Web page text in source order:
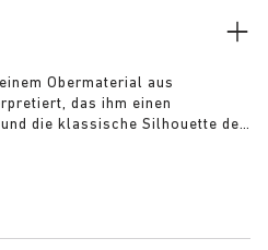
Obermaterial aus
das ihm einen
die klassische Silhouette des
– beide Varianten sind mit
Charakter des Berlins der